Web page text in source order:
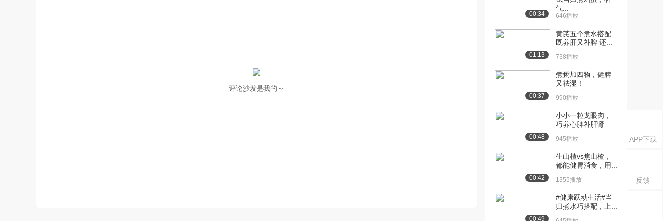
APP下载
反馈
评论沙发是我的～
00:34
气...
646播放
01:13
黄芪五个煮水搭配
既养肝又补脾 还...
738播放
00:37
煮粥加四物，健脾
又祛湿！
990播放
00:48
小小一粒龙眼肉，
巧养心脾补肝肾
945播放
00:42
生山楂vs焦山楂，
都能健胃消食，用...
1355播放
00:49
#健康跃动生活#当
归煮水巧搭配，上...